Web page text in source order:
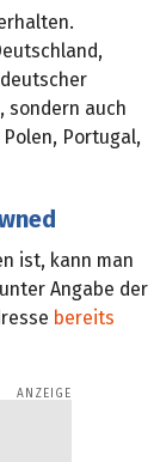
sondern auch
Portugal,
ist, kann man
Angabe der
bereits